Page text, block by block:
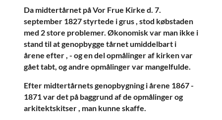
Da midtertårnet på Vor Frue Kirke d. 7.
september 1827 styrtede i grus , stod købstaden
med 2 store problemer. Økonomisk var man ikke i
stand til at genopbygge tårnet umiddelbart i
årene efter , - og en del opmålinger af kirken var
gået tabt, og andre opmålinger var mangelfulde.
Efter midtertårnets genopbygning i årene 1867 -
1871 var det på baggrund af de opmålinger og
arkitektskitser , man kunne skaffe.